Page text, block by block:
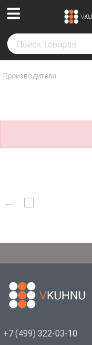
Производители
+7 (499) 322-03-10